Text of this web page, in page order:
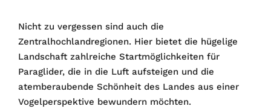
Nicht zu vergessen sind auch die
Zentralhochlandregionen. Hier bietet die hügelige
Landschaft zahlreiche Startmöglichkeiten für
Paraglider, die in die Luft aufsteigen und die
atemberaubende Schönheit des Landes aus einer
Vogelperspektive bewundern möchten.